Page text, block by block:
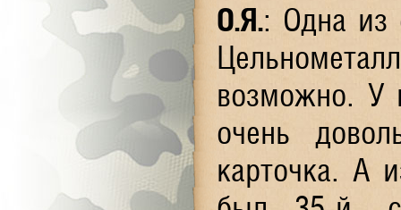
О.Я.: Одна из
возможно. У
очень
карточка. А